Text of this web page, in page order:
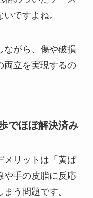
ですよね。
ながら、傷や破損
両立を実現するの
でほぼ解決済み
メリットは「黄ば
や手の皮脂に反応
う問題です。